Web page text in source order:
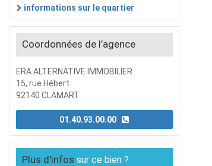
informations sur le quartier
Coordonnées de l’agence
ERA ALTERNATIVE IMMOBILIER
15, rue Hébert
92140 CLAMART
01.40.93.00.00
Plus d'infos sur ce bien ?